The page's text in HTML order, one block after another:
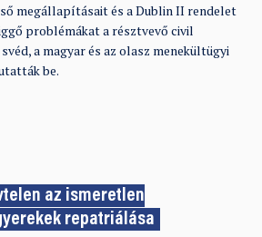
megállapításait és a Dublin II rendelet
problémákat a résztvevő civil
a magyar és az olasz menekültügyi
be.
az ismeretlen
repatriálása